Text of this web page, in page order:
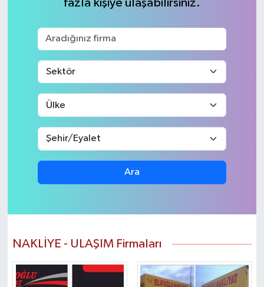
fazla kişiye ulaşabilirsiniz.
Ara
NAKLİYE - ULAŞIM Firmaları
Haber Arşivi